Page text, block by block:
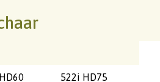
522i HD75